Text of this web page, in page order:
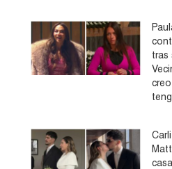
tras